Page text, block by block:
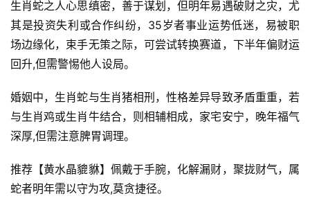
生肖蛇之人心思缜密，善于谋划，但明年易遇破财之灾，尤
其是投资失利或合作纠纷，35岁者事业运势低迷，易被职
场边缘化，束手无策之际，可尝试转换赛道，下半年偏财运
回升,但需警惕他人设局。
婚姻中，生肖蛇与生肖猪相刑，性格差异导致矛盾重重，若
与生肖鸡或生肖牛结合，则相辅相成，家宅安宁，晚年福气
深厚,但需注意脾胃调理。
推荐【黄水晶貔貅】佩戴于手腕，化解漏财，聚拢财气，属
蛇者明年需以守为攻,莫贪捷径。